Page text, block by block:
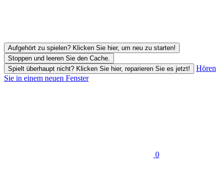
Aufgehört zu spielen? Klicken Sie hier, um neu zu starten!
Stoppen und leeren Sie den Cache.
Spielt überhaupt nicht? Klicken Sie hier, reparieren Sie es jetzt!
Hören
Sie in einem neuen Fenster
0